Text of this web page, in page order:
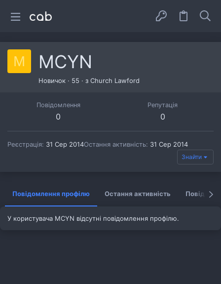
M MCYN
Новичок · 55 · з Church Lawford
Повідомлення
0
Репутація
0
Реєстрація 31 Сер 2014Остання активність 31 Сер 2014
Знайти
Повідомлення профілю Остання активність
У користувача MCYN відсутні повідомлення профілю.